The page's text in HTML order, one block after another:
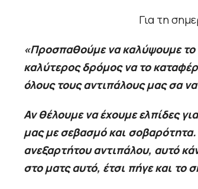
Για τη
«Προσπαθούμε να καλύψουμε το
καλύτερος δρόμος να το
όλους τους αντιπάλους μας σα
Αν θέλουμε να έχουμε ελπίδες
μας με σεβασμό και σοβαρότητα.
ανεξαρτήτου αντιπάλου, αυτό
στο ματς αυτό, έτσι πήγε και το